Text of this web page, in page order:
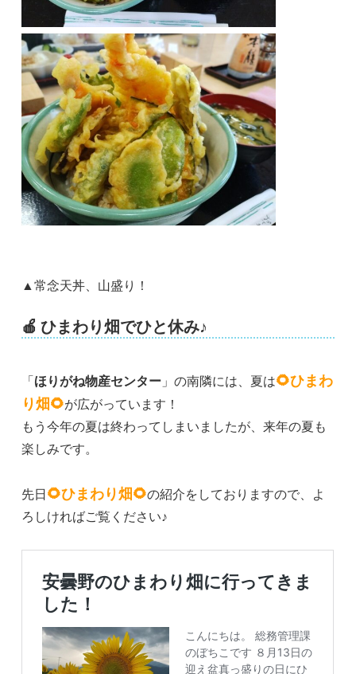
▲常念天丼、山盛り！
🍎ひまわり畑でひと休み♪
「ほりがね物産センター 」の南隣には、夏は🌻ひまわ
り畑🌻が広がっています！
もう今年の夏は終わってしまいましたが、来年の夏も
楽しみです。
先日🌻ひまわり畑🌻の紹介をしておりますので、よ
ろしければご覧ください♪